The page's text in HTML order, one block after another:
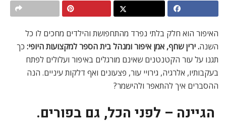
האיפור הוא חלק בלתי נפרד מהתחפושת והילדים מחכים לו כל
השנה. ירין שחף, אמן איפור ומנהל בית הספר למקצועות היופי: כך
תגנו על עור הקטנטנים שאינם מורגלים באיפור ועלולים לפתח
בעקבותיו, אלרגיה, גירויי עור, פצעונים ואף דלקות עיניים. הנה
ההסברים איך להתאפר ולהישמר?
הגיינה – לפני הכל, גם בפורים.